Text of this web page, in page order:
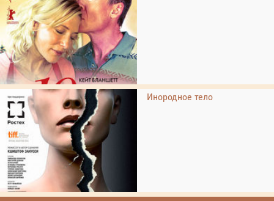
Инородное тело